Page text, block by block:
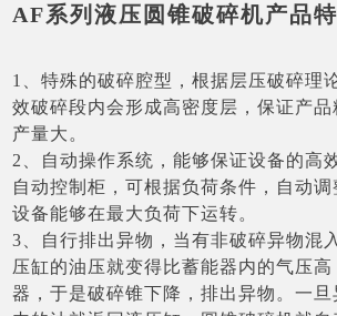
AF系列液压圆锥破碎机产品
1、特殊的破碎腔型，根据层压破碎理
效破碎段内会形成高密度层，保证产品
产量大。
2、自动操作系统，能够保证设备的高
自动控制柜，可根据负荷条件，自动
设备能够在最大负荷下运转。
3、自行排出异物，当有非破碎异物混
压缸的油压就变得比蓄能器内的气压
器，于是破碎锥下降，排出异物。一